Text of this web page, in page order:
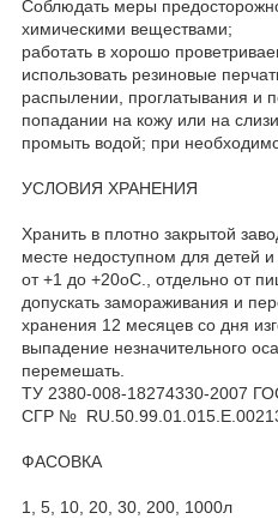
Соблюдать меры
химическими веществами;
работать в хорошо
использовать резиновые
распылении, проглатывания и
попадании на кожу или на
промыть водой; при
УСЛОВИЯ ХРАНЕНИЯ
Хранить в плотно закрытой
месте недоступном для детей
от +1 до +20оС., отдельно от
допускать замораживания и
хранения 12 месяцев со дня
выпадение незначительного
перемешать.
ТУ 2380-008-18274330-2007
СГР №
ФАСОВКА
1, 5, 10, 20, 30, 200, 1000л